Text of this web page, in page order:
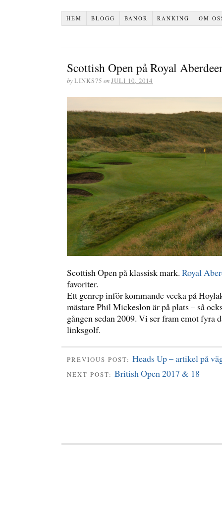
HEM BLOGG BANOR RANKING OM
Scottish Open på Royal
byLINKS75 onJULI 10, 2014
Scottish Open på klassisk mark. Royal
favoriter.
Ett genrep inför kommande vecka på
mästare Phil Mickeslon är på plats – så
gången sedan 2009. Vi ser fram emot fyra
linksgolf.
PREVIOUS POST: Heads Up – artikel på
NEXT POST: British Open 2017 & 18